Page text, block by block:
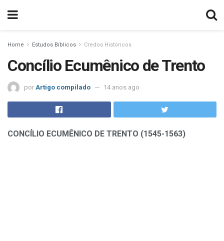
Home Estudos Bíblicos Credos Históricos
Concílio Ecumênico de Trento
por Artigo compilado 14 anos ago
CONCÍLIO ECUMÊNICO DE TRENTO (1545-1563)